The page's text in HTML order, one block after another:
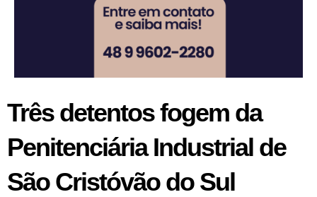
Três detentos fogem da
Penitenciária Industrial de
São Cristóvão do Sul